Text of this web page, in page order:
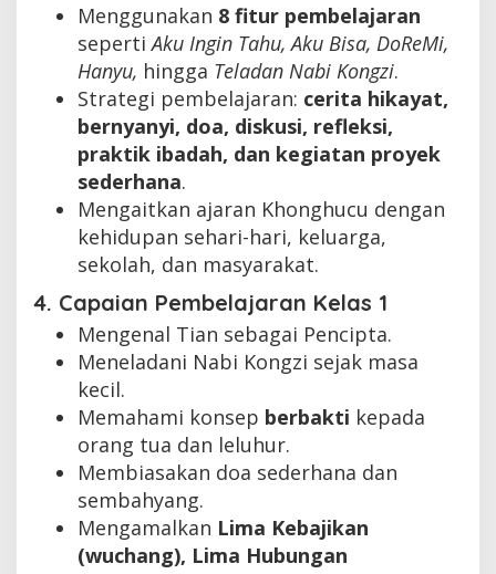
Menggunakan 8 fitur pembelajaran
sepertiAku Ingin Tahu, Aku Bisa, DoReMi,
Hanyu, hingga Teladan Nabi Kongzi.
Strategi pembelajaran: cerita hikayat,
bernyanyi, doa, diskusi, refleksi,
praktik ibadah, dan kegiatan proyek
sederhana.
Mengaitkan ajaran Khonghucu dengan
kehidupan sehari-hari, keluarga,
sekolah, dan masyarakat.
4. Capaian Pembelajaran Kelas 1
Mengenal Tian sebagai Pencipta.
Meneladani Nabi Kongzi sejak masa
kecil.
Memahami konsep berbakti kepada
orang tua dan leluhur.
Membiasakan doa sederhana dan
sembahyang.
Mengamalkan Lima Kebajikan
(wuchang), Lima Hubungan